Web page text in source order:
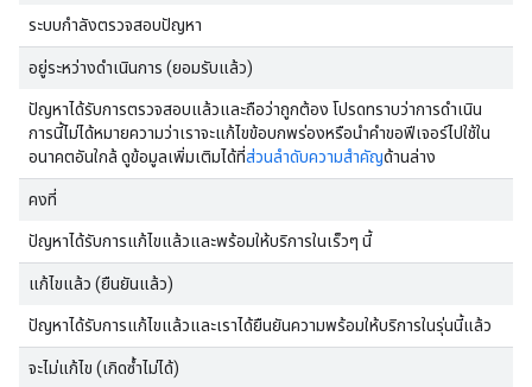
ระบบกำลังตรวจสอบปัญหา
อยู่ระหว่างดำเนินการ (ยอมรับแล้ว)
ปัญหาได้รับการตรวจสอบแล้วและถือว่าถูกต้อง โปรดทราบว่าการดำเนิน
การนี้ไม่ได้หมายความว่าเราจะแก้ไขข้อบกพร่องหรือนำคำขอฟีเจอร์ไปใช้ใน
อนาคตอันใกล้ ดูข้อมูลเพิ่มเติมได้ที่ส่วนลำดับความสำคัญด้านล่าง
คงที่
ปัญหาได้รับการแก้ไขแล้วและพร้อมให้บริการในเร็วๆ นี้
แก้ไขแล้ว (ยืนยันแล้ว)
ปัญหาได้รับการแก้ไขแล้วและเราได้ยืนยันความพร้อมให้บริการในรุ่นนี้แล้ว
จะไม่แก้ไข (เกิดซ้ำไม่ได้)